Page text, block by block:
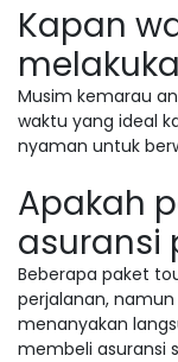
Kapan
Musim kemarau
waktu yang ideal
nyaman untuk
Apakah
asuransi
Beberapa paket
perjalanan,
menanyakan
membeli asuransi